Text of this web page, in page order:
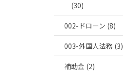
(30)
002-ドローン (8)
003-外国人法務 (3)
補助金 (2)